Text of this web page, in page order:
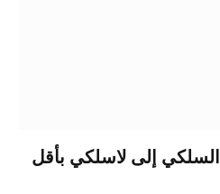
كيفية تحويل CarPlay السلكي إلى لاسلكي بأقل